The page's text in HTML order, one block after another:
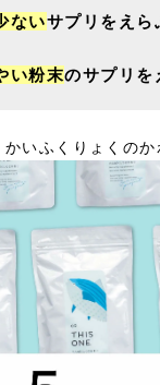
ないサプリをえら
い粉末のサプリを
かいふくりょくのか